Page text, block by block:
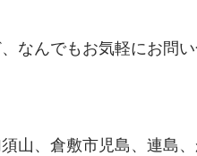
なんでもお気軽にお問い
山、倉敷市児島、連島、